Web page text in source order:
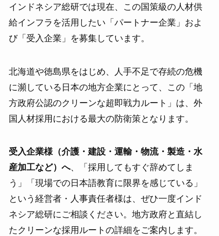
インドネシア総研では現在、この国策級の人材供
給インフラを活用したい「パートナー企業」およ
び「受入企業」を募集しています。
北海道や徳島県をはじめ、人手不足で存続の危機
に瀕している日本の地方企業にとって、この「地
方政府公認のクリーンな超即戦力ルート」は、外
国人材採用における最大の防衛策となります。
受入企業様（介護・建設・運輸・物流・製造・水
産加工など）へ、「採用してもすぐ辞めてしま
う」「現場での日本語教育に限界を感じている」
という経営者・人事責任者様は、ぜひ一度インド
ネシア総研にご相談ください。地方政府と直結し
たクリーンな採用ルートの詳細をご案内します。